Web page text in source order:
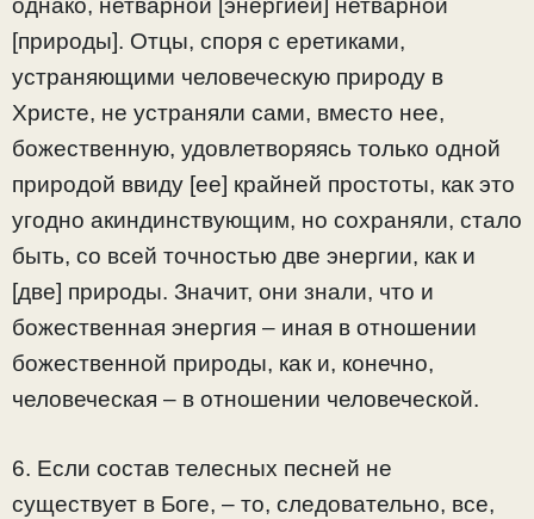
[природы]. Отцы, споря с еретиками,
устраняющими человеческую природу в
Христе, не устраняли сами, вместо нее,
божественную, удовлетворяясь только одной
природой ввиду [ее] крайней простоты, как это
угодно акиндинствующим, но сохраняли, стало
быть, со всей точностью две энергии, как и
[две] природы. Значит, они знали, что и
божественная энергия – иная в отношении
божественной природы, как и, конечно,
человеческая – в отношении человеческой.
6. Если состав телесных песней не
существует в Боге, – то, следовательно, все,